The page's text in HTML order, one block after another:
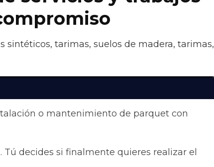
sintéticos, tarimas, suelos de madera, tarimas,
o mantenimiento de parquet con
Tú decides si finalmente quieres realizar el